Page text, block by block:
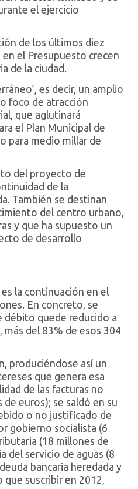
el ejercicio
de los últimos diez
el Presupuesto crecen
de la ciudad.
es decir, un amplio
foco de atracción
que aglutinará
el Plan Municipal de
para medio millar de
del proyecto de
de la
También se destinan
del centro urbano,
y que ha supuesto un
de desarrollo
la continuación en el
En concreto, se
débito quede reducido a
del 83% de esos 304
produciéndose así un
que genera esa
de las facturas no
de euros); se saldó en su
o no justificado de
gobierno socialista (6
(18 millones de
del servicio de aguas (8
bancaria heredada y
que suscribir en 2012,